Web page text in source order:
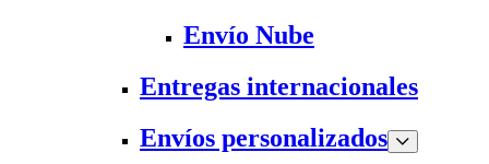
Envío Nube
Entregas internacionales
Envíos personalizados